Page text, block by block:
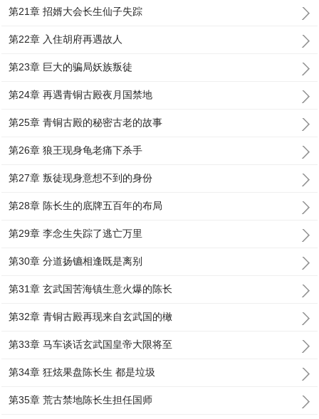
第21章 招婿大会长生仙子失踪
第22章 入住胡府再遇故人
第23章 巨大的骗局妖族叛徒
第24章 再遇青铜古殿夜月国禁地
第25章 青铜古殿的秘密古老的故事
第26章 狼王现身龟老痛下杀手
第27章 叛徒现身意想不到的身份
第28章 陈长生的底牌五百年的布局
第29章 李念生失踪了逃亡万里
第30章 分道扬镳相逢既是离别
第31章 玄武国苦海镇生意火爆的陈长
第32章 青铜古殿再现来自玄武国的橄
第33章 马车谈话玄武国皇帝大限将至
第34章 狂炫果盘陈长生 都是垃圾
第35章 荒古禁地陈长生担任国师